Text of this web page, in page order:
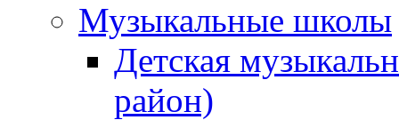
Музыкальные школы
Детская
район)